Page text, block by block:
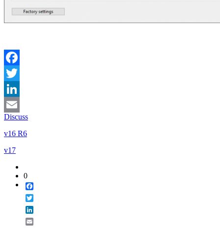
Facebook
Twitter
LinkedIn
Email
Discuss
v16 R6
v17
0